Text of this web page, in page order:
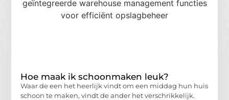
Hoe maak ik schoonmaken leuk?
Waar de een het heerlijk vindt om een middag hun huis
schoon te maken, vindt de ander het verschrikkelijk.